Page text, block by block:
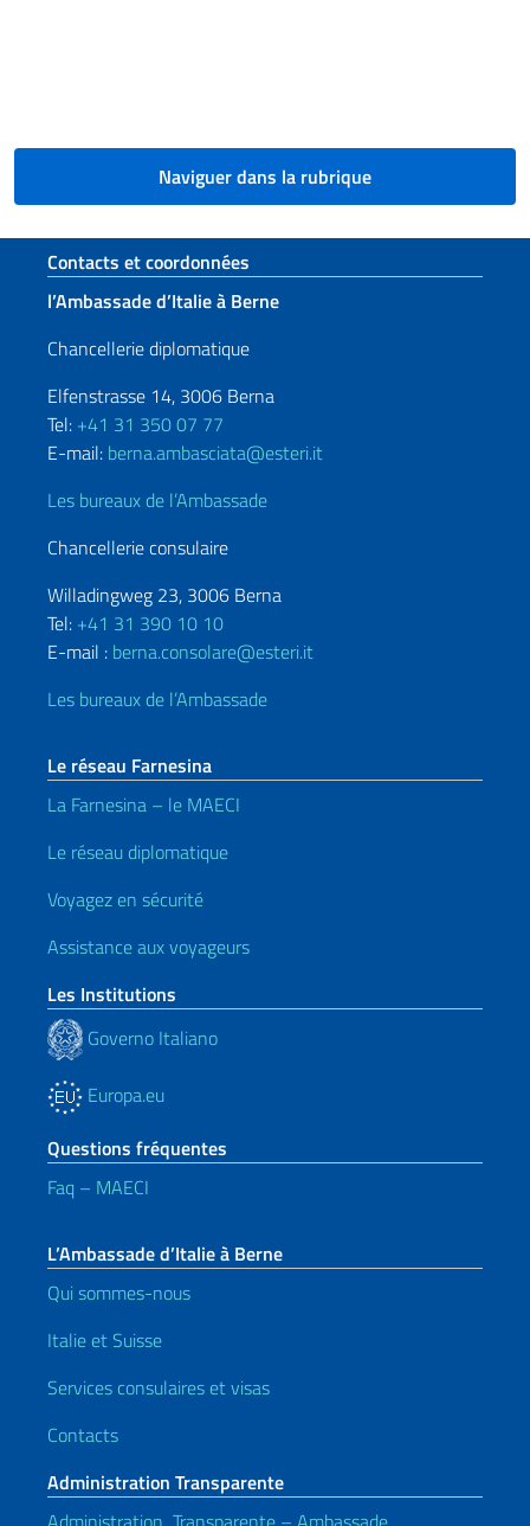
Naviguer dans la rubrique
Section de pied de page
Contacts et coordonnées
l’Ambassade d’Italie à Berne
Chancellerie diplomatique
Elfenstrasse 14, 3006 Berna
Tel: +41 31 350 07 77
E-mail: berna.ambasciata@esteri.it
Les bureaux de l’Ambassade
Chancellerie consulaire
Willadingweg 23, 3006 Berna
Tel: +41 31 390 10 10
E-mail : berna.consolare@esteri.it
Les bureaux de l’Ambassade
Le réseau Farnesina
La Farnesina – le MAECI
Le réseau diplomatique
Voyagez en sécurité
Assistance aux voyageurs
Les Institutions
Governo Italiano
Europa.eu
Questions fréquentes
Faq – MAECI
L’Ambassade d’Italie à Berne
Qui sommes-nous
Italie et Suisse
Services consulaires et visas
Contacts
Administration Transparente